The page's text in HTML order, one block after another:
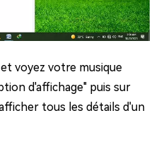
voyez votre musique
d'affichage" puis sur
tous les détails d'un